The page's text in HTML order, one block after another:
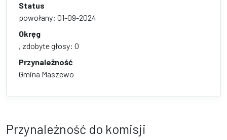
Status
powołany: 01-09-2024
Okręg
, zdobyte głosy: 0
Przynależność
Gmina Maszewo
Przynależność do komisji